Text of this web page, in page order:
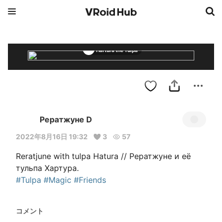
Hartura the Tulpa
Рератжуне D
2022年8月16日 19:32 3 57
Reratjune with tulpa Hatura // Рератжуне и её
#Tulpa #Magic #Friends
コメント